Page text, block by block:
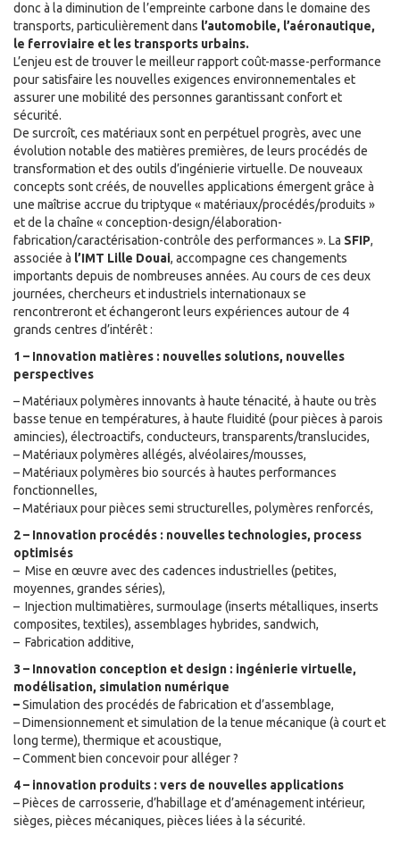
donc à la diminution de l’empreinte carbone dans le domaine des
transports, particulièrement dans l’automobile, l’aéronautique,
le ferroviaire et les transports urbains.
L’enjeu est de trouver le meilleur rapport coût-masse-performance
pour satisfaire les nouvelles exigences environnementales et
assurer une mobilité des personnes garantissant confort et
sécurité.
De surcroît, ces matériaux sont en perpétuel progrès, avec une
évolution notable des matières premières, de leurs procédés de
transformation et des outils d’ingénierie virtuelle. De nouveaux
concepts sont créés, de nouvelles applications émergent grâce à
une maîtrise accrue du triptyque « matériaux/procédés/produits »
et de la chaîne « conception-design/élaboration-
fabrication/caractérisation-contrôle des performances ». La SFIP,
associée à l’IMT Lille Douai, accompagne ces changements
importants depuis de nombreuses années. Au cours de ces deux
journées, chercheurs et industriels internationaux se
rencontreront et échangeront leurs expériences autour de 4
grands centres d’intérêt :
1 – Innovation matières : nouvelles solutions, nouvelles
perspectives
– Matériaux polymères innovants à haute ténacité, à haute ou très
basse tenue en températures, à haute fluidité (pour pièces à parois
amincies), électroactifs, conducteurs, transparents/translucides,
– Matériaux polymères allégés, alvéolaires/mousses,
– Matériaux polymères bio sourcés à hautes performances
fonctionnelles,
– Matériaux pour pièces semi structurelles, polymères renforcés,
2 – Innovation procédés : nouvelles technologies, process
optimisés
– Mise en œuvre avec des cadences industrielles (petites,
moyennes, grandes séries),
– Injection multimatières, surmoulage (inserts métalliques, inserts
composites, textiles), assemblages hybrides, sandwich,
– Fabrication additive,
3 – Innovation conception et design : ingénierie virtuelle,
modélisation, simulation numérique
–Simulation des procédés de fabrication et d’assemblage,
– Dimensionnement et simulation de la tenue mécanique (à court et
long terme), thermique et acoustique,
– Comment bien concevoir pour alléger ?
4 – innovation produits : vers de nouvelles applications
– Pièces de carrosserie, d’habillage et d’aménagement intérieur,
sièges, pièces mécaniques, pièces liées à la sécurité.